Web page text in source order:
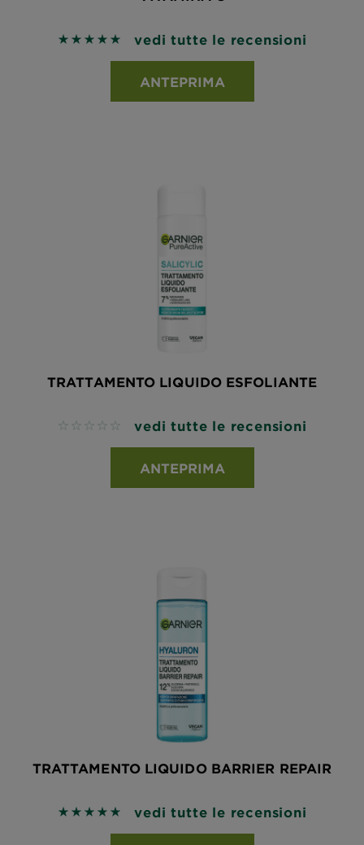
5 out of 5 stars based on reviews
vedi tutte le recensioni
ANTEPRIMA
TRATTAMENTO LIQUIDO ESFOLIANTE
No reviews vedi tutte le recensioni
ANTEPRIMA
TRATTAMENTO LIQUIDO BARRIER REPAIR
5 out of 5 stars based on reviews
vedi tutte le recensioni